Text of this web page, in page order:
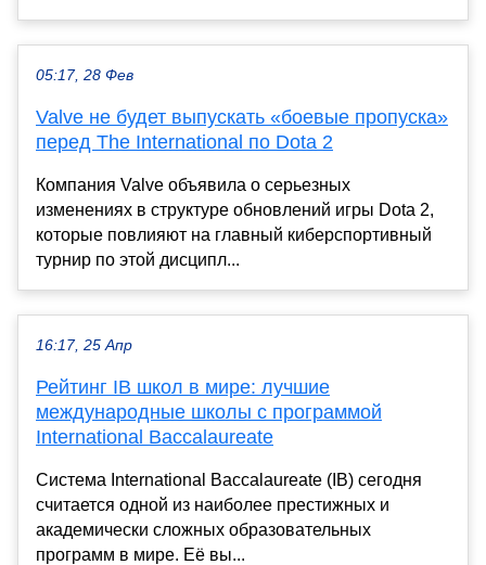
05:17, 28 Фев
Valve не будет выпускать «боевые пропуска»
перед The International по Dota 2
Компания Valve объявила о серьезных
изменениях в структуре обновлений игры Dota 2,
которые повлияют на главный киберспортивный
турнир по этой дисципл...
16:17, 25 Апр
Рейтинг IB школ в мире: лучшие
международные школы с программой
International Baccalaureate
Система International Baccalaureate (IB) сегодня
считается одной из наиболее престижных и
академически сложных образовательных
программ в мире. Её вы...